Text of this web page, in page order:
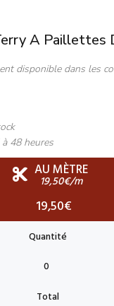
A Paillettes
disponible dans les
48 heures
AU MÈTRE
19,50€/m
19,50€